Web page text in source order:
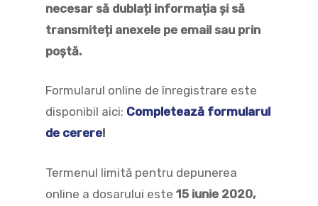
necesar să dublați informația și să
transmiteți anexele pe email sau prin
poștă.
Formularul online de înregistrare este
disponibil aici: Completează formularul
de cerere!
Termenul limită pentru depunerea
online a dosarului este15 iunie 2020,